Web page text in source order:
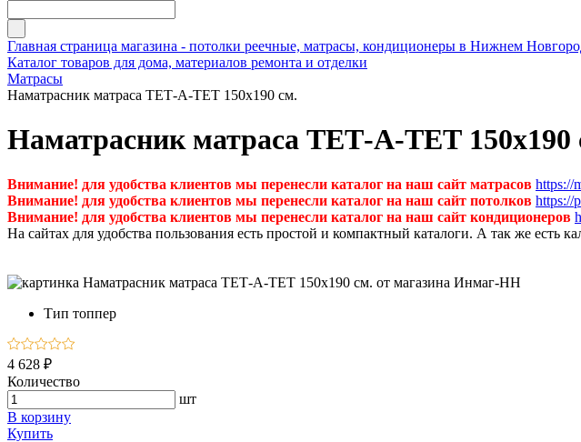
Главная страница магазина - потолки реечные, матрасы, кондиционеры в Нижнем
Каталог товаров для дома, материалов ремонта и отделки
Матрасы
Наматрасник матраса ТЕТ-А-ТЕТ 150х190 см.
Наматрасник матраса ТЕТ-А-ТЕТ 150х190
Внимание! для удобства клиентов мы перенесли каталог на наш сайт матрасов https://
Внимание! для удобства клиентов мы перенесли каталог на наш сайт потолков https://
Внимание! для удобства клиентов мы перенесли каталог на наш сайт кондиционеров
На сайтах для удобства пользования есть простой и компактный каталоги. А так же есть
Тип топпер
4 628 ₽
Количество
шт
В корзину
Купить